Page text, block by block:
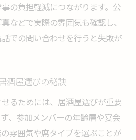
の負担軽減につながります。公
などで実際の雰囲気も確認し、
での問い合わせを行うと失敗が
酒屋選びの秘訣
るためには、居酒屋選びが重要
、参加メンバーの年齢層や宴会
雰囲気や席タイプを選ぶことが